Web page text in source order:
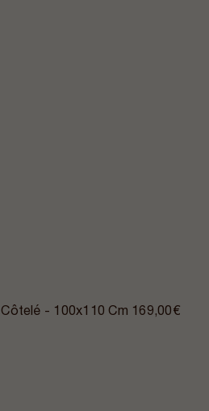
- 100x110 Cm 169,00€